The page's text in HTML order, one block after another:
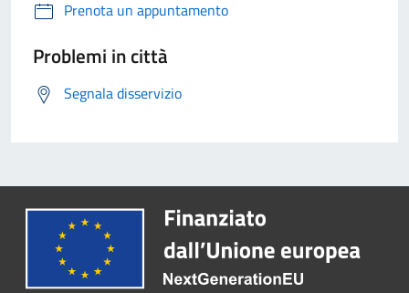
Prenota un appuntamento
Problemi in città
Segnala disservizio